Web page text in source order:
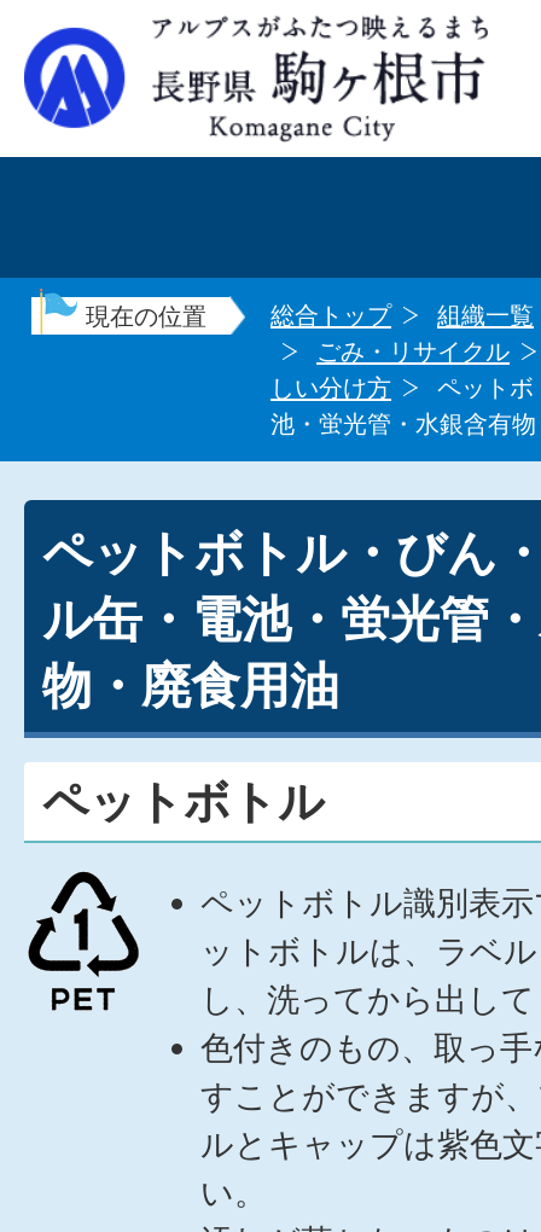
現在の位置 総合トップ
組織一覧
ごみ・リサイクル
しい分け方
ペットボ
池・蛍光管・水銀含有
ペットボトル・びん
ル缶・電池・蛍光管
物・廃食用油
ペットボトル
ペットボトル識別表
ットボトルは、ラベ
し、洗ってから出し
色付きのもの、取っ
すことができますが
ルとキャップは紫色
い。